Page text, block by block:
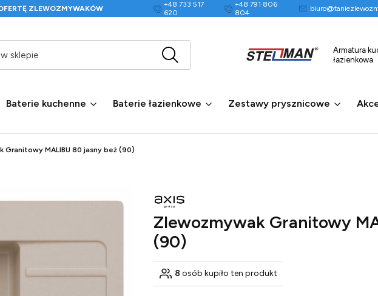
ZLEWOZMYWAKÓW
+48 733 517
620
+48 791 806
804
WyczyśćSzukaj w sklepie
Armatura
łazienkowa
Baterie kuchenne Baterie łazienkowe Zestawy prysznicowe
Granitowy MALIBU 80 jasny beż (90)
Zlewozmywak Granitowy
(90)
8 osób kupiło ten produkt